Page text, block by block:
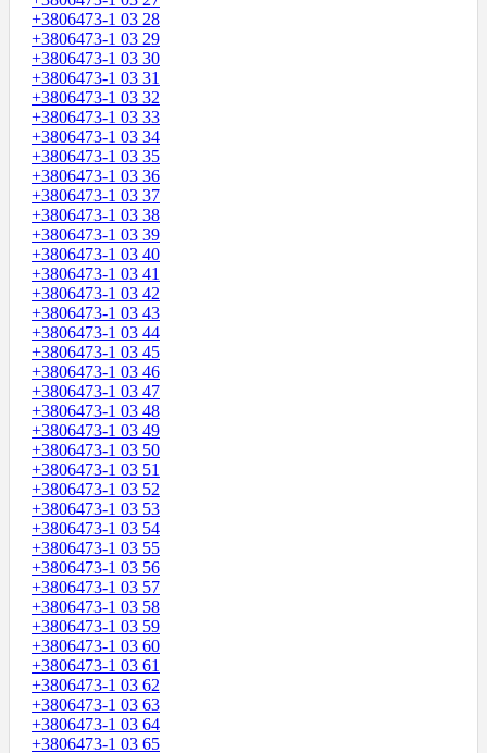
+3806473-1 03 28
+3806473-1 03 29
+3806473-1 03 30
+3806473-1 03 31
+3806473-1 03 32
+3806473-1 03 33
+3806473-1 03 34
+3806473-1 03 35
+3806473-1 03 36
+3806473-1 03 37
+3806473-1 03 38
+3806473-1 03 39
+3806473-1 03 40
+3806473-1 03 41
+3806473-1 03 42
+3806473-1 03 43
+3806473-1 03 44
+3806473-1 03 45
+3806473-1 03 46
+3806473-1 03 47
+3806473-1 03 48
+3806473-1 03 49
+3806473-1 03 50
+3806473-1 03 51
+3806473-1 03 52
+3806473-1 03 53
+3806473-1 03 54
+3806473-1 03 55
+3806473-1 03 56
+3806473-1 03 57
+3806473-1 03 58
+3806473-1 03 59
+3806473-1 03 60
+3806473-1 03 61
+3806473-1 03 62
+3806473-1 03 63
+3806473-1 03 64
+3806473-1 03 65